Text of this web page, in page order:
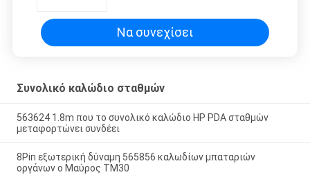
Να συνεχίσει
Συνολικό καλώδιο σταθμών
563624 1.8m που το συνολικό καλώδιο HP PDA σταθμών
μεταφορτώνει συνδέει
8Pin εξωτερική δύναμη 565856 καλωδίων μπαταριών
οργάνων ο Μαύρος TM30